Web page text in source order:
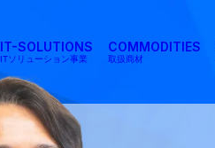
IT-SOLUTIONS
ITソリューション事業
COMMODITIES
取扱商材